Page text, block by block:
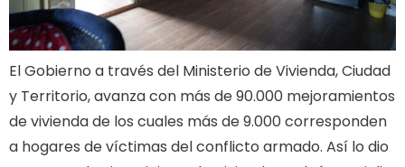
El Gobierno a través del Ministerio de Vivienda, Ciudad
y Territorio, avanza con más de 90.000 mejoramientos
de vivienda de los cuales más de 9.000 corresponden
a hogares de víctimas del conflicto armado. Así lo dio